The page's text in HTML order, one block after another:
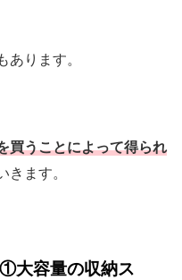
ります。
買うことによって得られ
ます。
①大容量の収納ス